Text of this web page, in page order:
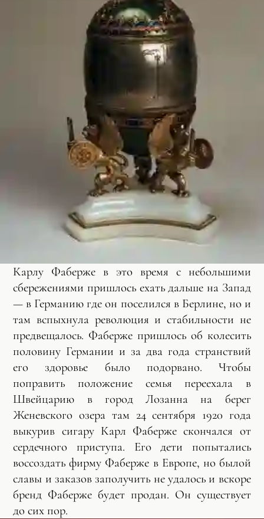
Карлу Фаберже в это время с небольшими
сбережениями пришлось ехать дальше на Запад
— в Германию где он поселился в Берлине, но и
там вспыхнула революция и стабильности не
предвещалось. Фаберже пришлось об колесить
половину Германии и за два года странствий
его здоровье было подорвано. Чтобы
поправить положение семья переехала в
Швейцарию в город Лозанна на берег
Женевского озера там 24 сентября 1920 года
выкурив сигару Карл Фаберже скончался от
сердечного приступа. Его дети попытались
воссоздать фирму Фаберже в Европе, но былой
славы и заказов заполучить не удалось и вскоре
бренд Фаберже будет продан. Он существует
до сих пор.